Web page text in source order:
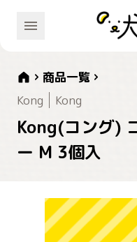
商品一覧
Kong
Kong
Kong(コング)
ー M 3個入